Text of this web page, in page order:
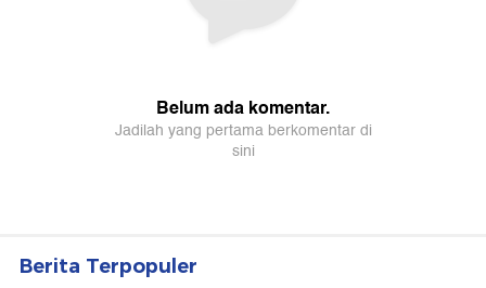
Berita Terpopuler